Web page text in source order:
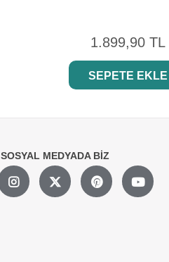
1.899,90 TL
SEPETE EKLE
SOSYAL MEDYADA BİZ